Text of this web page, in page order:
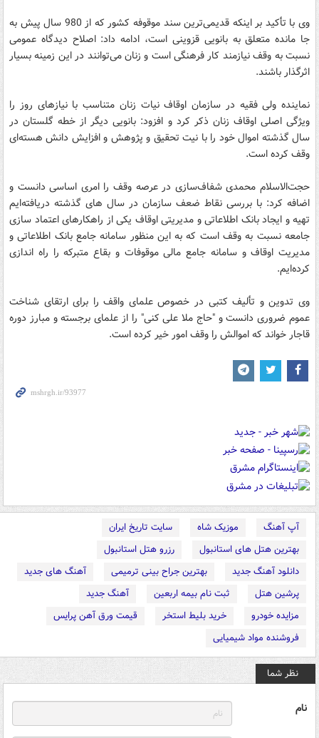
وی با تأکید بر اینکه قدیمی‌ترین سند موقوفه کشور که از 980 سال پیش به
جا مانده متعلق به بانویی قزوینی است، ادامه داد: اصلاح دیدگاه عمومی
نسبت به وقف نیازمند کار فرهنگی است و زنان می‌توانند در این زمینه بسیار
اثرگذار باشند.
نماینده ولی فقیه در سازمان اوقاف نیات زنان متناسب با نیازهای روز را
ویژگی اصلی اوقاف زنان ذکر کرد و افزود: بانویی دیگر از خطه گلستان در
سال گذشته اموال خود را با نیت تحقیق و پژوهش و افزایش دانش هسته‌ای
وقف کرده است.
حجت‌الاسلام محمدی شفاف‌سازی در عرصه وقف را امری اساسی دانست و
اضافه کرد: با بررسی نقاط ضعف سازمان در سال های گذشته دریافته‌ایم
تهیه و ایجاد بانک اطلاعاتی و مدیریتی اوقاف یکی از راهکارهای اعتماد سازی
جامعه نسبت به وقف است که به این منظور سامانه جامع بانک اطلاعاتی و
مدیریت اوقاف و سامانه جامع مالی موقوفات و بقاع متبرکه را راه اندازی
کرده‌ایم.
وی تدوین و تألیف کتبی در خصوص علمای واقف را برای ارتقای شناخت
عموم ضروری دانست و "حاج ملا علی کنی" را از علمای برجسته و مبارز دوره
قاجار خواند که اموالش را وقف امور خیر کرده است.
آپ آهنگ موزیک شاه
سایت تاریخ ایران
بهترین هتل های استانبول
رزرو هتل استانبول
دانلود آهنگ جدید
بهترین جراح بینی ترمیمی
آهنگ های جدید
پرشین هتل
ثبت نام بیمه اربعین
آهنگ جدید
مزایده خودرو
خرید بلیط استخر
قیمت ورق آهن پرایس
فروشنده مواد شیمیایی
نظر شما
نام